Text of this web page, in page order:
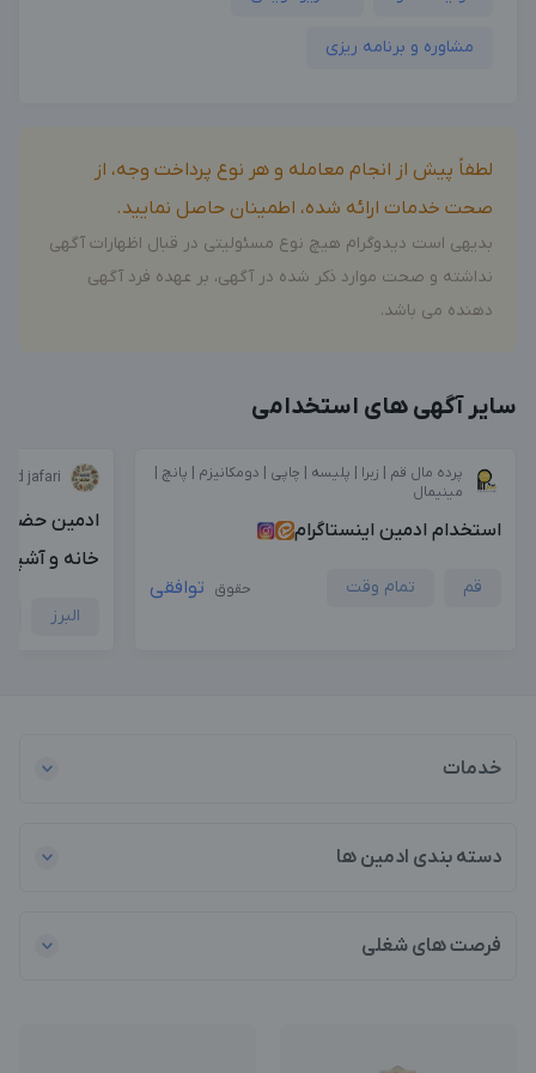
مشاوره و برنامه ریزی
لطفاً پیش از انجام معامله و هر نوع پرداخت وجه، از
صحت خدمات ارائه شده، اطمینان حاصل نمایید.
بدیهی است دیدوگرام هیچ نوع مسئولیتی در قبال اظهارات آگهی
نداشته و صحت موارد ذکر شده در آگهی، بر عهده فرد آگهی
دهنده می باشد.
سایر آگهی های استخدامی
پرده مال قم | زبرا | پلیسه | چاپی | دومکانیزم | پانچ |
مینیمال
استخدام ادمین اینستاگرام
قم تمام وقت حقوق توافقی
jafari
ادمین
خانه و
البرز
خدمات
دسته بندی ادمین ها
فرصت های شغلی